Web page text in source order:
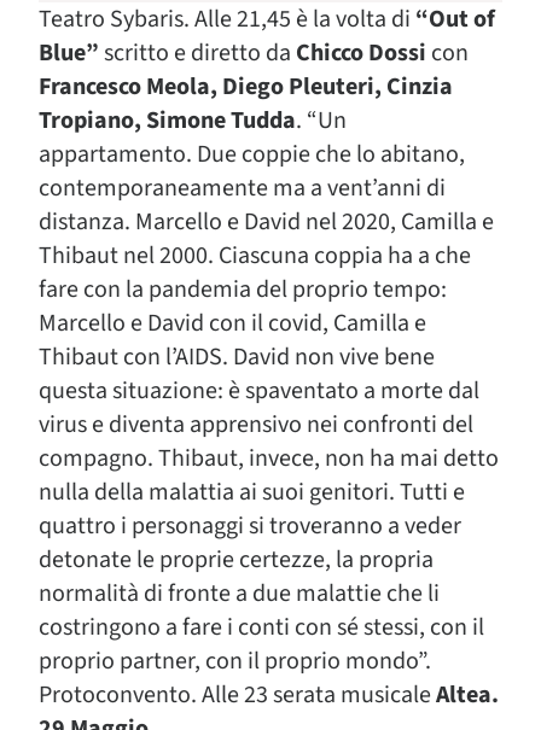
Teatro Sybaris. Alle 21,45 è la volta di “Out of
Blue”scritto e diretto da Chicco Dossi con
Francesco Meola, Diego Pleuteri, Cinzia
Tropiano, Simone Tudda. “Un
appartamento. Due coppie che lo abitano,
contemporaneamente ma a vent’anni di
distanza. Marcello e David nel 2020, Camilla e
Thibaut nel 2000. Ciascuna coppia ha a che
fare con la pandemia del proprio tempo:
Marcello e David con il covid, Camilla e
Thibaut con l’AIDS. David non vive bene
questa situazione: è spaventato a morte dal
virus e diventa apprensivo nei confronti del
compagno. Thibaut, invece, non ha mai detto
nulla della malattia ai suoi genitori. Tutti e
quattro i personaggi si troveranno a veder
detonate le proprie certezze, la propria
normalità di fronte a due malattie che li
costringono a fare i conti con sé stessi, con il
proprio partner, con il proprio mondo”.
Protoconvento. Alle 23 serata musicaleAltea.